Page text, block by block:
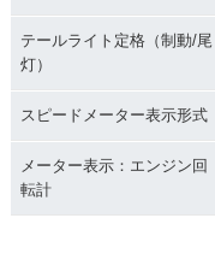
テールライト定格（制動/尾
灯）
スピードメーター表示形式
メーター表示：エンジン回
転計